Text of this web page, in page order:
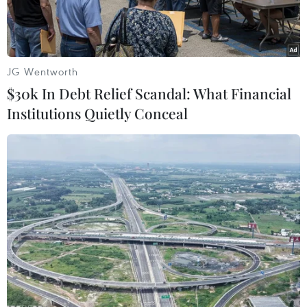
Một điểm kiểm tra y tế tại sân bay Incheon ở Seoul (Hàn Quốc),
ngày 29/12/2020. (Ảnh: AFP/TTXVN)
Từ tuần tới, Hàn Quốc sẽ dỡ bỏ quy định hạn
chế nhập cảnh đối với hành khách đến từ các
nước Liên minh châu Âu (EU) và Khu vực
JG Wentworth
$30k In Debt Relief Scandal: What Financial
Institutions Quietly Conceal